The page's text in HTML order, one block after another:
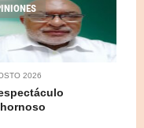
2026